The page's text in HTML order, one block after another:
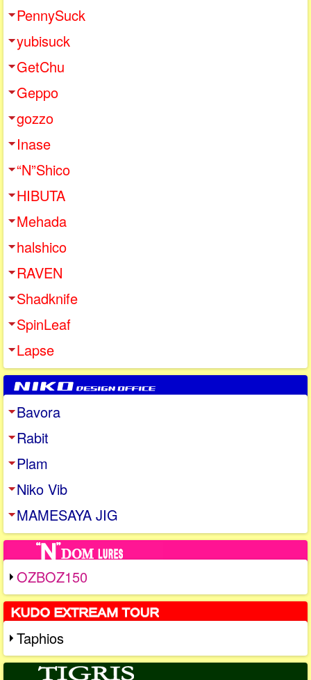
PennySuck
yubisuck
GetChu
Geppo
gozzo
Inase
“N”Shico
HIBUTA
Mehada
halshico
RAVEN
Shadknife
SpinLeaf
Lapse
Bavora
Rabit
Plam
Niko Vib
MAMESAYA JIG
OZBOZ150
Taphios